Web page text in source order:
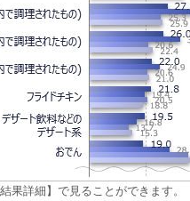
果詳細】で見ることができます。